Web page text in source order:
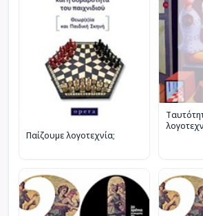
Παίζουμε λογοτεχνία;